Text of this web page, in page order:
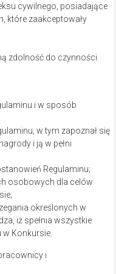
cywilnego, posiadające
które zaakceptowały
zdolność do czynności
i w sposób
w tym zapoznał się
i ją w pełni
Regulaminu;
osobowych dla celów
określonych w
iż spełnia wszystkie
Konkursie.
i